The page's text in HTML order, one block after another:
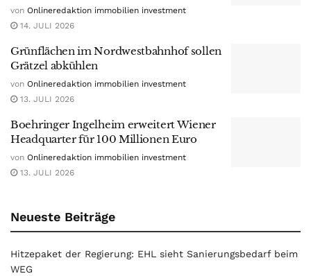
von Onlineredaktion immobilien investment
14. JULI 2026
Grünflächen im Nordwestbahnhof sollen
Grätzel abkühlen
von Onlineredaktion immobilien investment
13. JULI 2026
Boehringer Ingelheim erweitert Wiener
Headquarter für 100 Millionen Euro
von Onlineredaktion immobilien investment
13. JULI 2026
Neueste Beiträge
Hitzepaket der Regierung: EHL sieht Sanierungsbedarf beim
WEG